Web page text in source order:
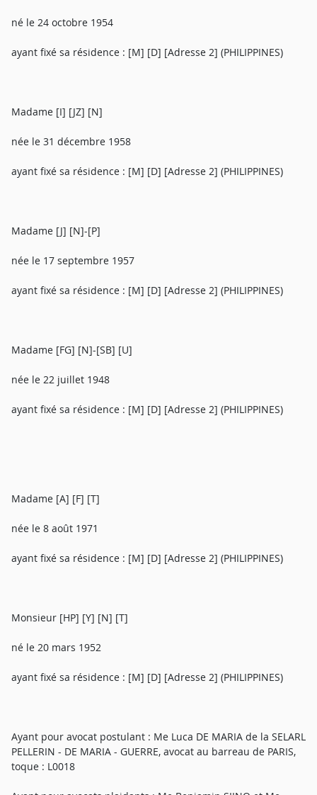
né le 24 octobre 1954
ayant fixé sa résidence : [M] [D] [Adresse 2] (PHILIPPINES)
Madame [I] [JZ] [N]
née le 31 décembre 1958
ayant fixé sa résidence : [M] [D] [Adresse 2] (PHILIPPINES)
Madame [J] [N]-[P]
née le 17 septembre 1957
ayant fixé sa résidence : [M] [D] [Adresse 2] (PHILIPPINES)
Madame [FG] [N]-[SB] [U]
née le 22 juillet 1948
ayant fixé sa résidence : [M] [D] [Adresse 2] (PHILIPPINES)
Madame [A] [F] [T]
née le 8 août 1971
ayant fixé sa résidence : [M] [D] [Adresse 2] (PHILIPPINES)
Monsieur [HP] [Y] [N] [T]
né le 20 mars 1952
ayant fixé sa résidence : [M] [D] [Adresse 2] (PHILIPPINES)
Ayant pour avocat postulant : Me Luca DE MARIA de la SELARL
PELLERIN - DE MARIA - GUERRE, avocat au barreau de PARIS,
toque : L0018